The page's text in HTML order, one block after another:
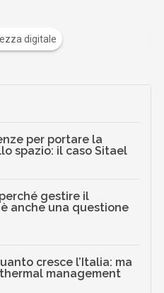
digitale
per portare la
spazio: il caso Sitael
gestire il
anche una questione
cresce l’Italia: ma
management